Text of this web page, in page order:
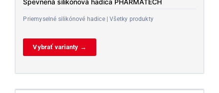
Priemyselné silikónové hadice | Všetky produkty
Vybrať varianty →